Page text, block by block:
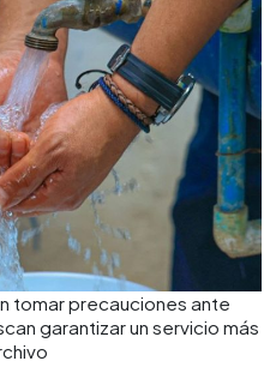
tomar precauciones ante
garantizar un servicio más